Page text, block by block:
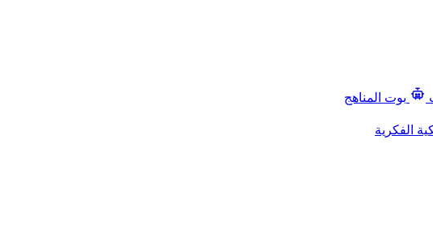
بوت المناهج
الفكرية